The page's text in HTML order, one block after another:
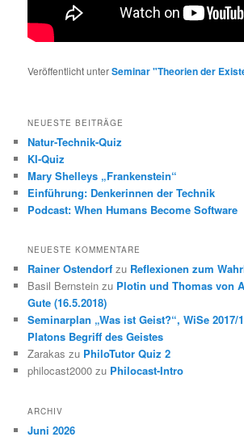
Veröffentlicht unterSeminar "Theorien der
NEUESTE BEITRÄGE
Natur-Technik-Quiz
KI-Quiz
Mary Shelleys „Frankenstein“
Einführung: Denkerinnen der Technik
Podcast: When Humans Become Software
NEUESTE KOMMENTARE
Rainer Ostendorf zu Reflexionen zum
Basil Bernstein zu Plotin und Thomas von
Gute (16.5.2018)
Seminarplan „Was ist Geist?“, WiSe
Platons Begriff des Geistes
Zarakas zu PhiloTutor Quiz 2
philocast2000 zu Philocast-Intro
ARCHIV
Juni 2026